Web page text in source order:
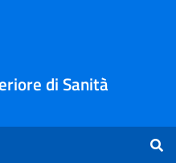
di Sanità